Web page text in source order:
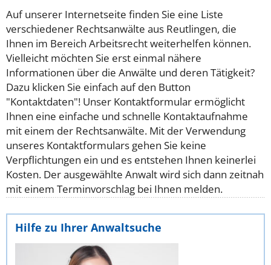
Auf unserer Internetseite finden Sie eine Liste
verschiedener Rechtsanwälte aus Reutlingen, die
Ihnen im Bereich Arbeitsrecht weiterhelfen können.
Vielleicht möchten Sie erst einmal nähere
Informationen über die Anwälte und deren Tätigkeit?
Dazu klicken Sie einfach auf den Button
"Kontaktdaten"! Unser Kontaktformular ermöglicht
Ihnen eine einfache und schnelle Kontaktaufnahme
mit einem der Rechtsanwälte. Mit der Verwendung
unseres Kontaktformulars gehen Sie keine
Verpflichtungen ein und es entstehen Ihnen keinerlei
Kosten. Der ausgewählte Anwalt wird sich dann zeitnah
mit einem Terminvorschlag bei Ihnen melden.
Hilfe zu Ihrer Anwaltsuche